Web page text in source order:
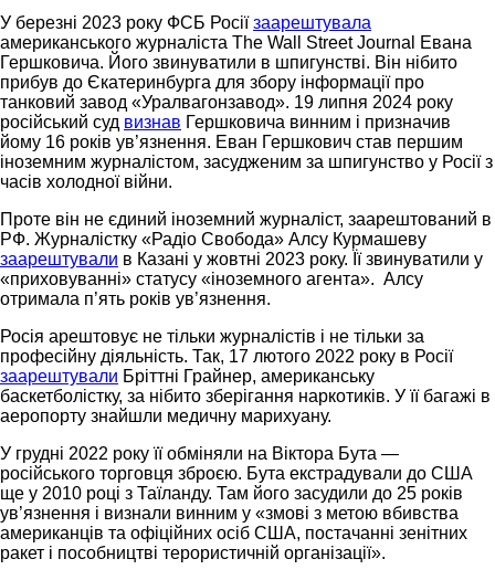
У березні 2023 року ФСБ Росіїзаарештувала
американського журналіста The Wall Street Journal Евана
Гершковича. Його звинуватили в шпигунстві. Він нібито
прибув до Єкатеринбурга для збору інформації про
танковий завод «Уралвагонзавод». 19 липня 2024 року
російський суд визнав Гершковича винним і призначив
йому 16 років ув’язнення. Еван Гершкович став першим
іноземним журналістом, засудженим за шпигунство у Росії з
часів холодної війни.
Проте він не єдиний іноземний журналіст, заарештований в
РФ. Журналістку «Радіо Свобода» Алсу Курмашеву
заарештували в Казані у жовтні 2023 року. Її звинуватили у
«приховуванні» статусу «іноземного агента». Алсу
отримала п’ять років ув’язнення.
Росія арештовує не тільки журналістів і не тільки за
професійну діяльність. Так, 17 лютого 2022 року в Росії
заарештували Бріттні Грайнер, американську
баскетболістку, за нібито зберігання наркотиків. У її багажі в
аеропорту знайшли медичну марихуану.
У грудні 2022 року її обміняли на Віктора Бута —
російського торговця зброєю. Бута екстрадували до США
ще у 2010 році з Таїланду. Там його засудили до 25 років
ув’язнення і визнали винним у «змові з метою вбивства
американців та офіційних осіб США, постачанні зенітних
ракет і пособництві терористичній організації».